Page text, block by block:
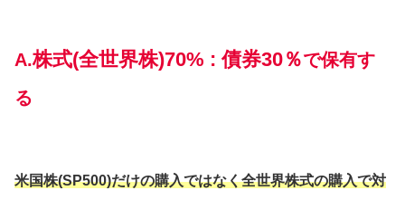
A.株式(全世界株)70% : 債券30％で保有す
る
米国株(SP500)だけの購入ではなく全世界株式の購入で対